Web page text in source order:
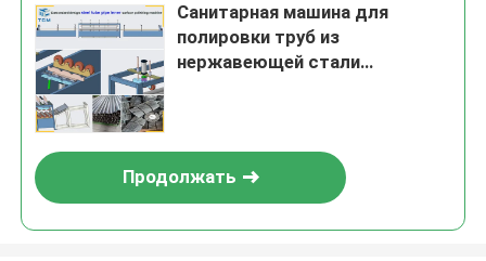
Санитарная машина для
полировки труб из
нержавеющей стали
Продолжать